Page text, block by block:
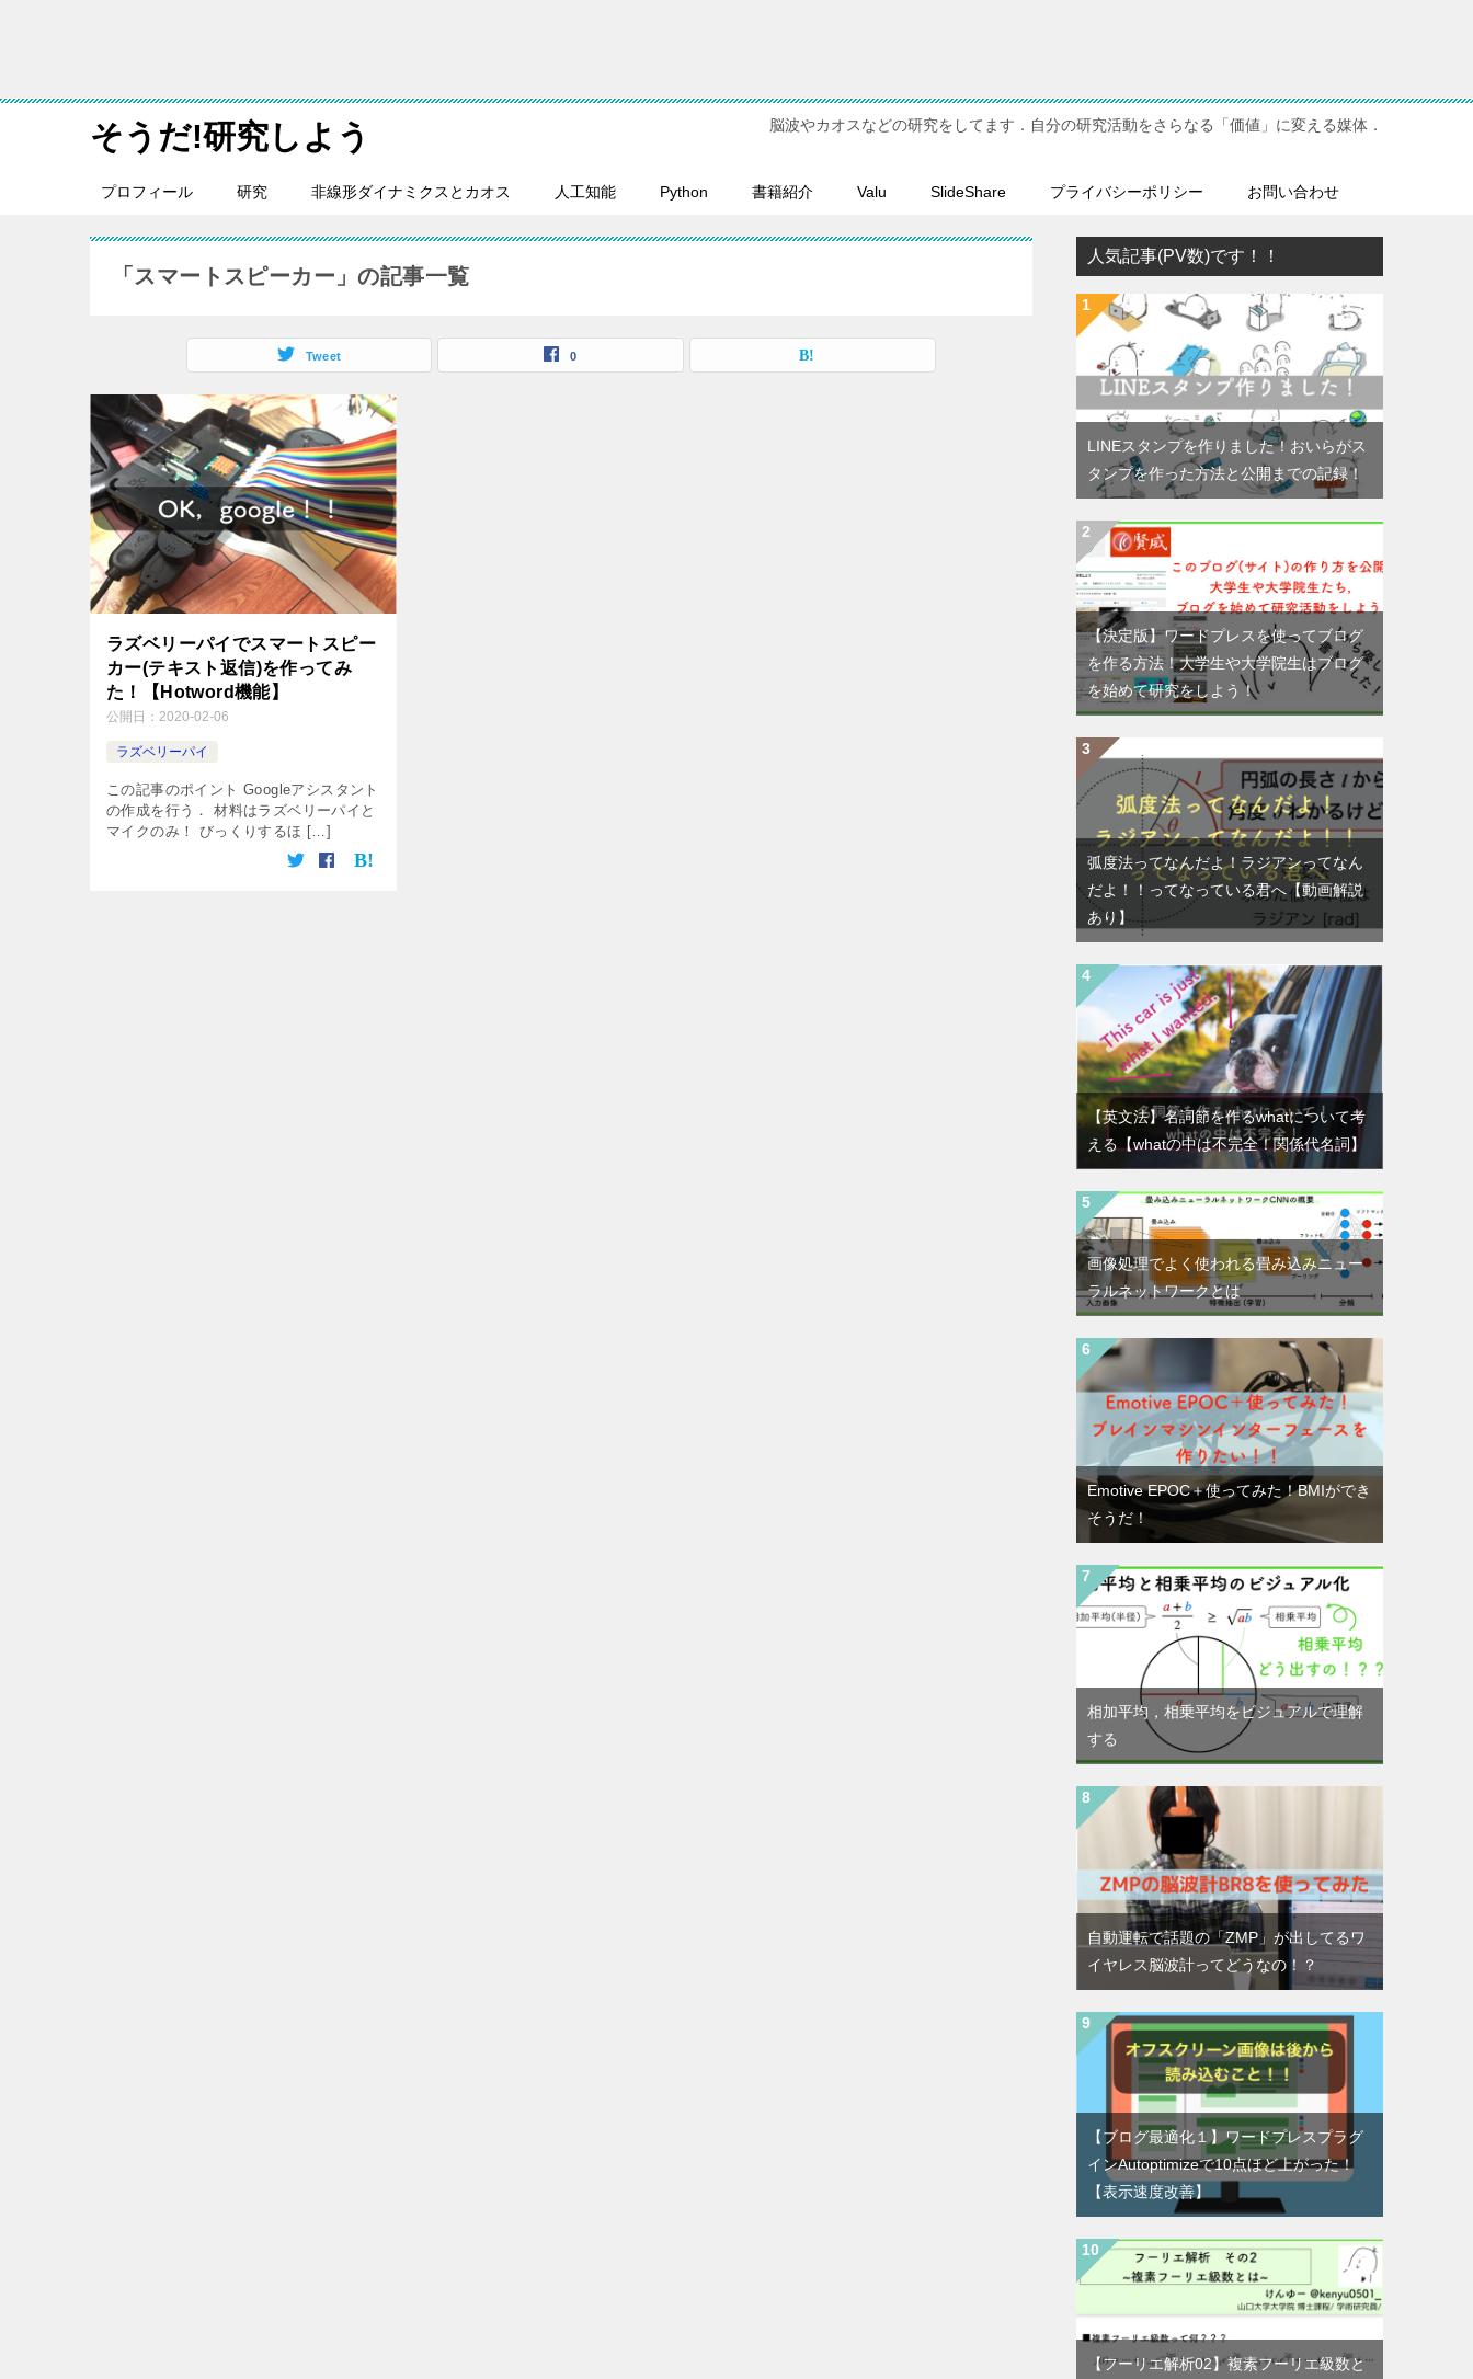
そうだ!研究しよう 脳波やカオスなどの研究をしてます．自分の研究活動をさらなる「価値」に変える媒体．
プロフィール 研究 非線形ダイナミクスとカオス 人工知能 Python 書籍紹介 Valu SlideShare プライバシーポリシー お問い合わせ
「スマートスピーカー」の記事一覧
Tweet 0
ラズベリーパイでスマートスピー
カー(テキスト返信)を作ってみ
た！【Hotword機能】
公開日： 2020-02-06
ラズベリーパイ
この記事のポイント Googleアシスタント
の作成を行う． 材料はラズベリーパイと
マイクのみ！ びっくりするほ […]
人気記事(PV数)です！！
LINEスタンプを作りました！おいらがス
タンプを作った方法と公開までの記録！
【決定版】ワードプレスを使ってブログ
を作る方法！大学生や大学院生はブログ
を始めて研究をしよう！
弧度法ってなんだよ！ラジアンってなん
だよ！！ってなっている君へ【動画解説
あり】
【英文法】名詞節を作るwhatについて考
える【whatの中は不完全！関係代名詞】
画像処理でよく使われる畳み込みニュー
ラルネットワークとは
Emotive EPOC＋使ってみた！BMIができ
そうだ！
相加平均，相乗平均をビジュアルで理解
する
自動運転で話題の「ZMP」が出してるワ
イヤレス脳波計ってどうなの！？
【ブログ最適化１】ワードプレスプラグ
インAutoptimizeで10点ほど上がった！
【表示速度改善】
【フーリエ解析02】複素フーリエ級数と